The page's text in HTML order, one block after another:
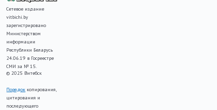
Сетевое издание
vitbichi.by
зарегистрировано
Министерством
информации
Республики Беларусь
24.06.19 в Госреестре
СМИ за № 15.
© 2025 Витебск
Порядок копирования,
цитирования и
последующего